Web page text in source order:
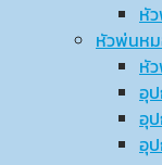
หั
หัวพ่นห
หั
อุ
อุ
อุ